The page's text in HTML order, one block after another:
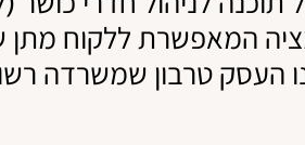
המאפשרת ללקוח מתן